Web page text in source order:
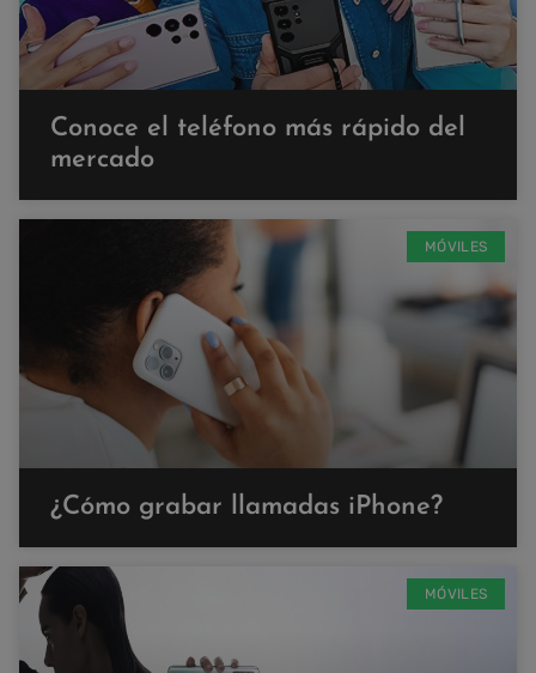
Conoce el teléfono más rápido del
mercado
MÓVILES
¿Cómo grabar llamadas iPhone?
MÓVILES